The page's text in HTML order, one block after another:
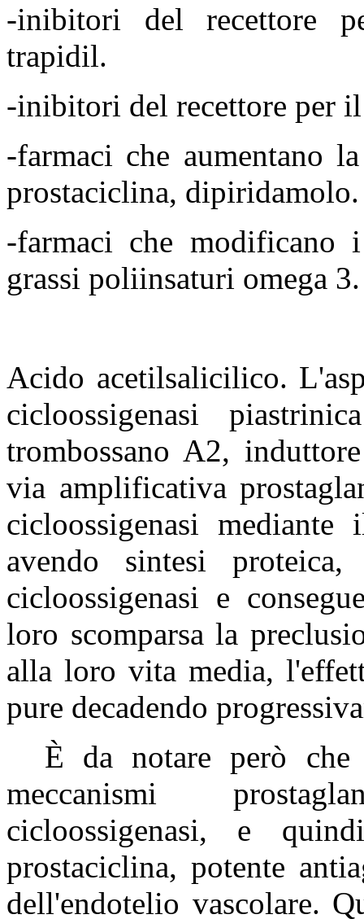
-inibitori del recettore
trapidil.
-inibitori del recettore per
-farmaci che aumentano
prostaciclina, dipiridamolo.
-farmaci che
grassi poliinsaturi omega 3.
Acido acetilsalicilico.
cicloossigenasi
trombossano A2,
via amplificativa
cicloossigenasi
avendo sintesi
cicloossigenasi e
loro scomparsa la
alla loro vita media,
pure decadendo
È da notare però
meccanismi
cicloossigenasi, e
prostaciclina, potente
dell'endotelio vascolare.